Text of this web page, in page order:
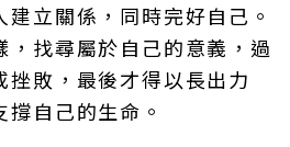
立關係，同時完好自己。
，找尋屬於自己的意義，過
挫敗，最後才得以長出力
自己的生命。